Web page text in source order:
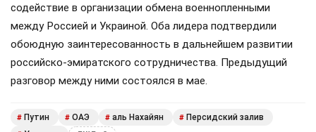
содействие в организации обмена военнопленными
между Россией и Украиной. Оба лидера подтвердили
обоюдную заинтересованность в дальнейшем развитии
российско-эмиратского сотрудничества. Предыдущий
разговор между ними состоялся в мае.
# Путин # ОАЭ # аль Нахайян # Персидский залив